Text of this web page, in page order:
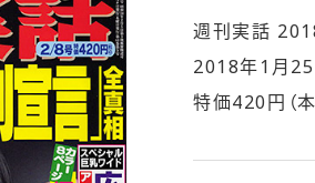
週刊実話
2018年1月
特価420円（